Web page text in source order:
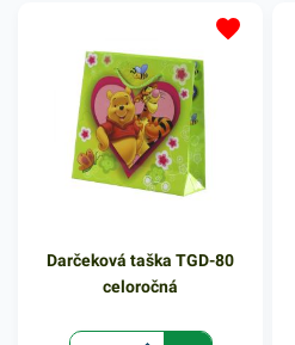
predmety pre najmenších s
obľúbenými Disney
postavičkami. Rozmer
17,8x22,9x9,8cm.
Darčeková taška TGD-80
celoročná